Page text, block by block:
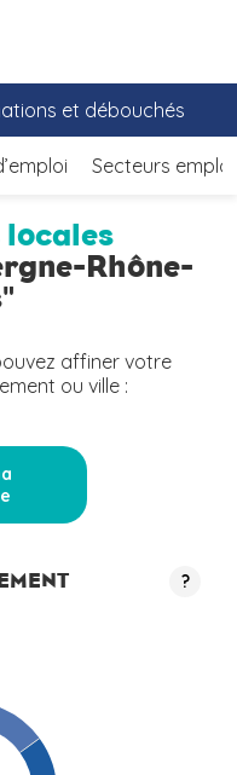
et débouchés
Secteurs
Rhône-
affiner votre
ou ville :
?